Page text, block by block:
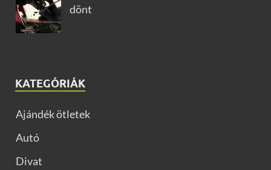
dönt
KATEGÓRIÁK
Ajándék ötletek
Autó
Divat